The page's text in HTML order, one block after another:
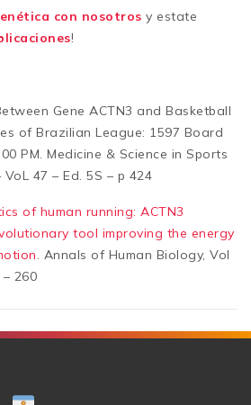
con nosotros y estate
!
Gene ACTN3 and Basketball
of Brazilian League: 1597 Board
PM. Medicine & Science in Sports
47 – Ed. 5S – p 424
of human running: ACTN3
tool improving the energy
. Annals of Human Biology, Vol
260